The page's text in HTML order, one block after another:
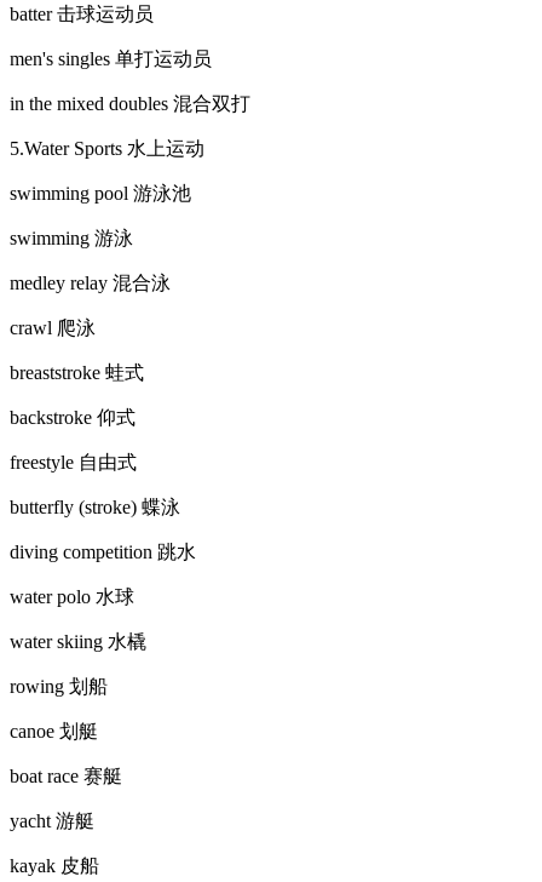
batter 击球运动员
men's singles 单打运动员
in the mixed doubles 混合双打
5.Water Sports 水上运动
swimming pool 游泳池
swimming 游泳
medley relay 混合泳
crawl 爬泳
breaststroke 蛙式
backstroke 仰式
freestyle 自由式
butterfly (stroke) 蝶泳
diving competition 跳水
water polo 水球
water skiing 水橇
rowing 划船
canoe 划艇
boat race 赛艇
yacht 游艇
kayak 皮船